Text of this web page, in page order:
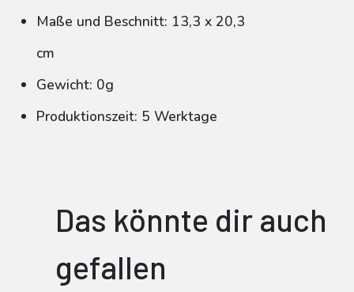
Maße und Beschnitt: 13,3 x 20,3
cm
Gewicht: 0g
Produktionszeit: 5 Werktage
Das könnte dir auch
gefallen